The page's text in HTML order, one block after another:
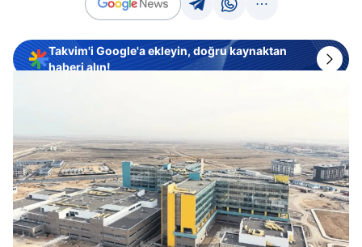
Takvim'i Google'a ekleyin, doğru kaynaktan
haberi alın!